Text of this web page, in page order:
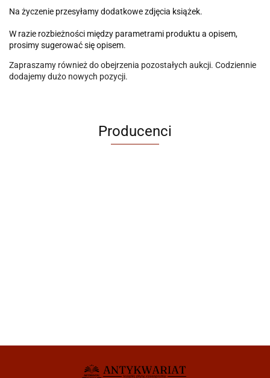
Na życzenie przesyłamy dodatkowe zdjęcia książek.
W razie rozbieżności między parametrami produktu a opisem,
prosimy sugerować się opisem.
Zapraszamy również do obejrzenia pozostałych aukcji. Codziennie
dodajemy dużo nowych pozycji.
Producenci